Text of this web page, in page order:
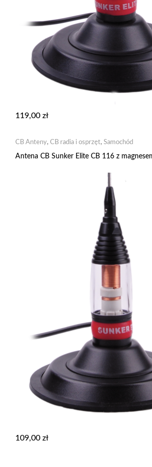
119,00 zł
CB Anteny, CB radia i osprzęt, Samochód
Antena CB Sunker Elite CB 116 z
109,00 zł